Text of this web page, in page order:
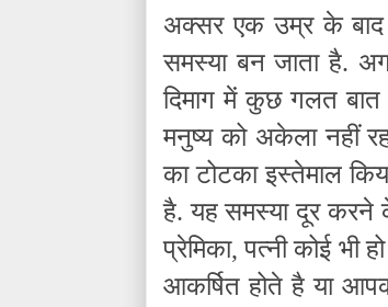
अक्सर एक उम्र के
समस्या बन जाता है.
दिमाग में कुछ गलत
मनुष्य को अकेला नहीं
का टोटका इस्तेमाल
है. यह समस्या दूर करने
प्रेमिका, पत्नी कोई
आकर्षित होते है या